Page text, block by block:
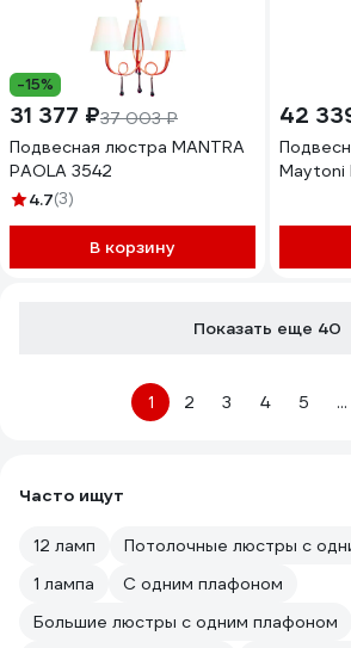
-15%
31 377 ₽37 003 ₽
Подвесная люстра MANTRA
PAOLA 3542
4.7(3)
В корзину
42
Maytoni
Показать еще 40
1 2 3 4 5 ...
Часто ищут
12 ламп
Потолочные люстры с
1 лампа
С одним плафоном
Большие люстры с одним плафоном